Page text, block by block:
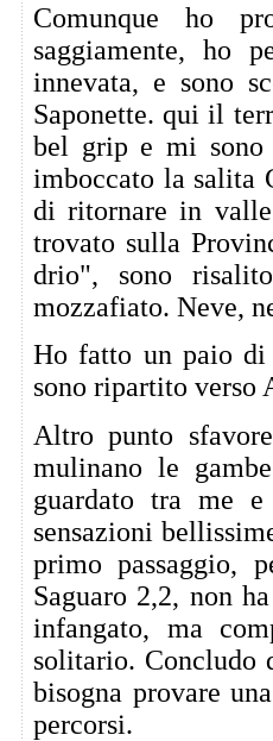
Comunque ho
saggiamente, ho
innevata, e sono
Saponette. qui il
bel grip e mi sono
imboccato la salita
di ritornare in valle
trovato sulla
drio", sono
mozzafiato. Neve,
Ho fatto un paio di
sono ripartito verso
Altro punto
mulinano le
guardato tra me
sensazioni
primo passaggio,
Saguaro 2,2, non
infangato, ma
solitario. Concludo
bisogna provare
percorsi.